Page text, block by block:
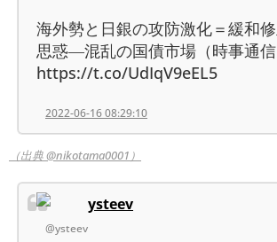
海外勢と日銀の攻防激化＝緩和
思惑―混乱の国債市場（時事通信
https://t.co/UdIqV9eEL5
2022-06-16 08:29:10
（出典 @nikotama0001）
ysteev
@ysteev